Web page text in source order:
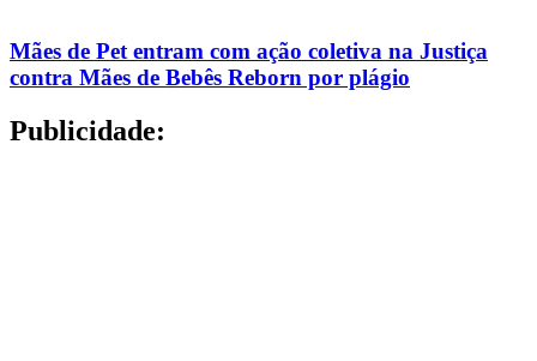
Mães de Pet entram com ação coletiva na Justiça
contra Mães de Bebês Reborn por plágio
Publicidade: